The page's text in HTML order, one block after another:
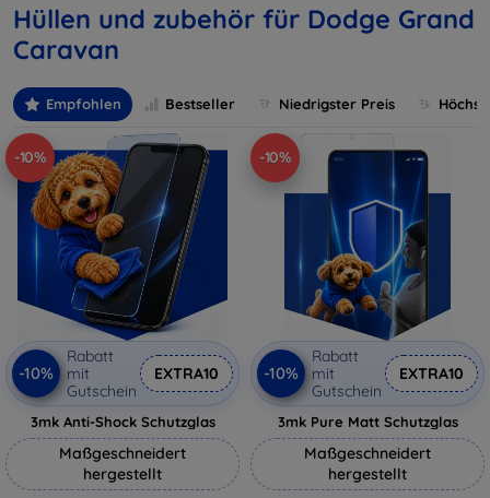
Hüllen und zubehör für Dodge Grand
Caravan
Empfohlen Bestseller Niedrigster Preis
-10%
-10%
Rabatt
mit
Gutschein
EXTRA10
3mk Anti-Shock Schutzglas
Maßgeschneidert
hergestellt
-10%
-10%
Rabatt
mit
Gutschein
EXTRA10
3mk Pure Matt Schutzglas
Maßgeschneidert
hergestellt